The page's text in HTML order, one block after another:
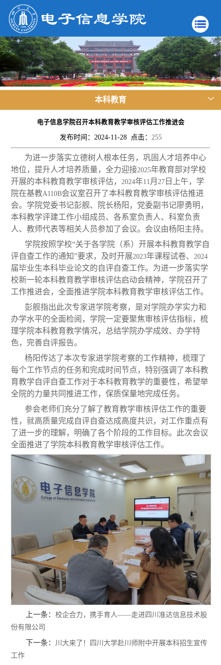
本科教育
电子信息学院召开本科教育教学审核评估工作推进会
发布时间：2024-11-28 点击： 255
为进一步落实立德树人根本任务，巩固人才培养中心
地位，提升人才培养质量，全力迎接2025年教育部对学校
开展的本科教育教学审核评估， 2024年11 月 27 日上午，学
院在基教A110B会议室召开了本科教育教学审核评估推进
会。学院党委书记彭舰、院长杨阳，党委副书记廖勇明，
本科教学评建工作小组成员、各系室负责人、科室负责
人、教师代表等相关人员参加了会议。会议由杨阳主持。
学院按照学校“关于各学院（系）开展本科教育教学自
评自查工作的通知”要求，及时开展2023年课程试卷、 2024
届毕业生本科毕业论文的自评自查工作。为进一步落实学
校新一轮本科教育教学审核评估启动会精神，学院召开了
工作推进会，全面推进学院本科教育教学审核评估工作。
彭舰指出此次专家进学院考察，是对学院办学实力和
办学水平的全面检阅，学院一定要聚焦审核评估指标，梳
理学院本科教育教学情况，总结学院办学成效、办学特
色，完善自评报告。
杨阳传达了本次专家进学院考察的工作精神，梳理了
每个工作节点的任务和完成时间节点，特别强调了本科教
育教学自评自查工作对于本科教育教学的重要性，希望举
全院的力量共同推进工作，保质保量地完成任务。
参会老师们充分了解了教育教学审核评估工作的重要
性，就高质量完成自评自查达成高度共识，对工作重点有
了进一步的理解，明确了各个阶段的工作目标。此次会议
全面推进了学院本科教育教学审核评估工作。
上一条：校企合力，携手育人——走进四川准达信息技术股
份有限公司
下一条： 川大来了！四川大学赴川师附中开展本科招生宣传
工作